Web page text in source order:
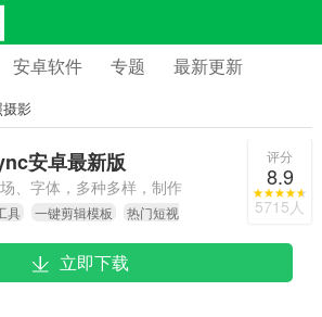
安卓软件 专题 最新更新
影
安卓最新版
、字体，多种多样，制作
记。
具 一键剪辑模板
热门短视
评分
8.9
5715人
立即下载